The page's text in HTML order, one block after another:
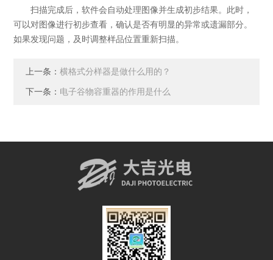
扫描完成后，软件会自动处理图像并生成初步结果。此时，
可以对图像进行初步查看，确认是否有明显的异常或遗漏部分。
如果发现问题，及时调整样品位置重新扫描。
上一条：横格式分样器是做什么用的？
下一条： 电子谷物容重器的作用是什么